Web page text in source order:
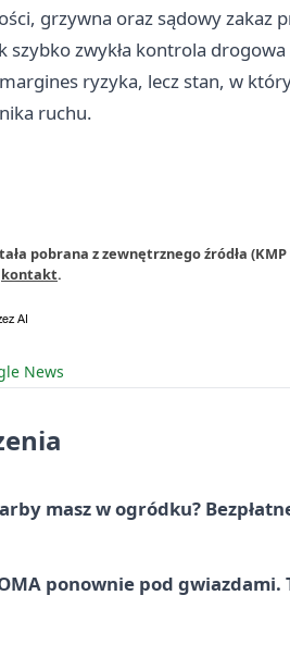
grzywna oraz sądowy zakaz
zwykła kontrola
ryzyka, lecz stan, w
ruchu.
pobrana z zewnętrznego źródła
kontakt.
News
masz w ogródku?
ponownie pod gwiazdami.